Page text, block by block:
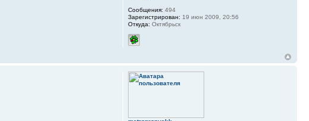
Сообщения: 494
Зарегистрирован: 19 июн 2009, 20:56
Откуда: Октябрьск